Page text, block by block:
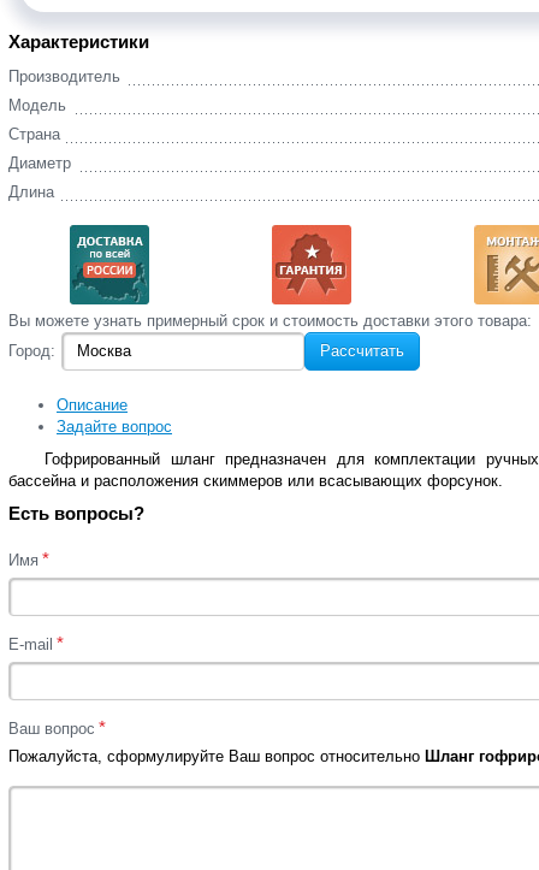
Характеристики
Производитель
Модель
Страна
Диаметр
Длина
Вы‌ можете‌ узнать‌ примерный срок и стоимость‌ доставки этого товара:
Город:
Рассчитать
Описание
Задайте вопрос
Гофрированный шланг предназначен для комплектации
бассейна и расположения скиммеров или всасывающих форсунок.
Есть вопросы?
Имя *
E-mail *
Ваш вопрос *
Пожалуйста, сформулируйте Ваш вопрос относительно Шланг